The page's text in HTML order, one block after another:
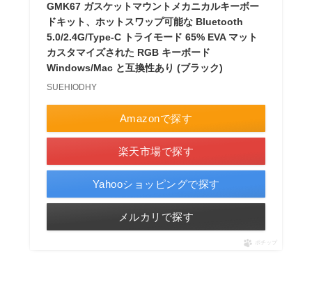
GMK67 ガスケットマウントメカニカルキーボー
ドキット、ホットスワップ可能な Bluetooth
5.0/2.4G/Type-C トライモード 65% EVA マット
カスタマイズされた RGB キーボード
Windows/Mac と互換性あり (ブラック)
SUEHIODHY
Amazonで探す
楽天市場で探す
Yahooショッピングで探す
メルカリで探す
ポチップ